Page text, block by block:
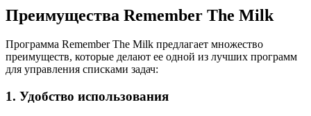
Преимущества Remember The Milk
Программа Remember The Milk предлагает множество
преимуществ, которые делают ее одной из лучших программ
для управления списками задач:
1. Удобство использования